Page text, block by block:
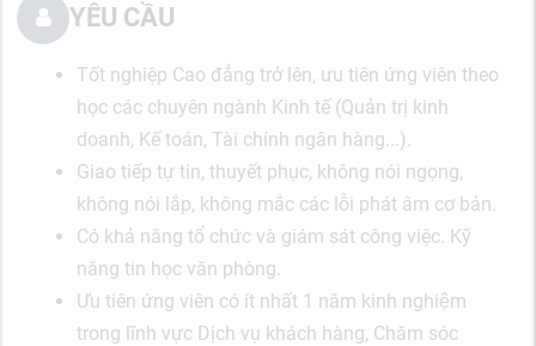
YÊU CẦU
Tốt nghiệp Cao đẳng trở lên, ưu tiên ứng viên theo
học các chuyên ngành Kinh tế (Quản trị kinh
doanh, Kế toán, Tài chính ngân hàng...).
Giao tiếp tự tin, thuyết phục, không nói ngọng,
không nói lắp, không mắc các lỗi phát âm cơ bản.
Có khả năng tổ chức và giám sát công việc. Kỹ
năng tin học văn phòng.
Ưu tiên ứng viên có ít nhất 1 năm kinh nghiệm
trong lĩnh vực Dịch vụ khách hàng, Chăm sóc